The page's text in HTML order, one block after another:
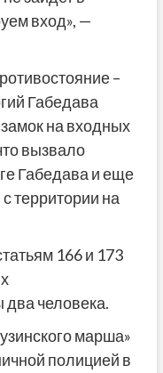
вход», —
–
Габедава
на входных
вызвало
Габедава и еще
территории на
166 и 173
человека.
марша»
полицией в